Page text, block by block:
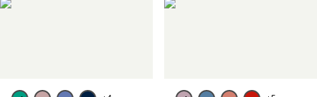
絞り込み
在庫のあるサイズ